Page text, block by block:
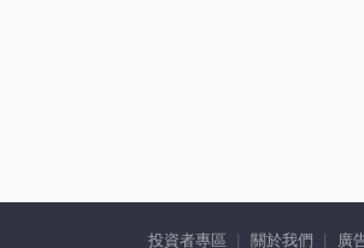
投資者專區 關於我們 廣